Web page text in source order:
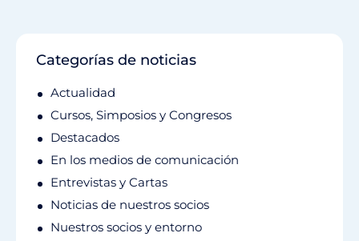
Categorías de noticias
Actualidad
Cursos, Simposios y Congresos
Destacados
En los medios de comunicación
Entrevistas y Cartas
Noticias de nuestros socios
Nuestros socios y entorno